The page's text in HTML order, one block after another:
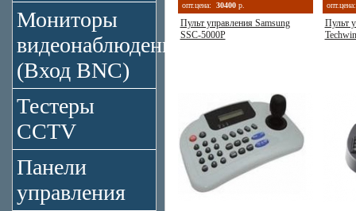
Мониторы
видеонаблюдения
(Вход BNC)
Тестеры
CCTV
Панели
управления
опт.цена:
30400 р.
Пульт управления Samsung
SSC-5000P
опт.цена:
Пульт